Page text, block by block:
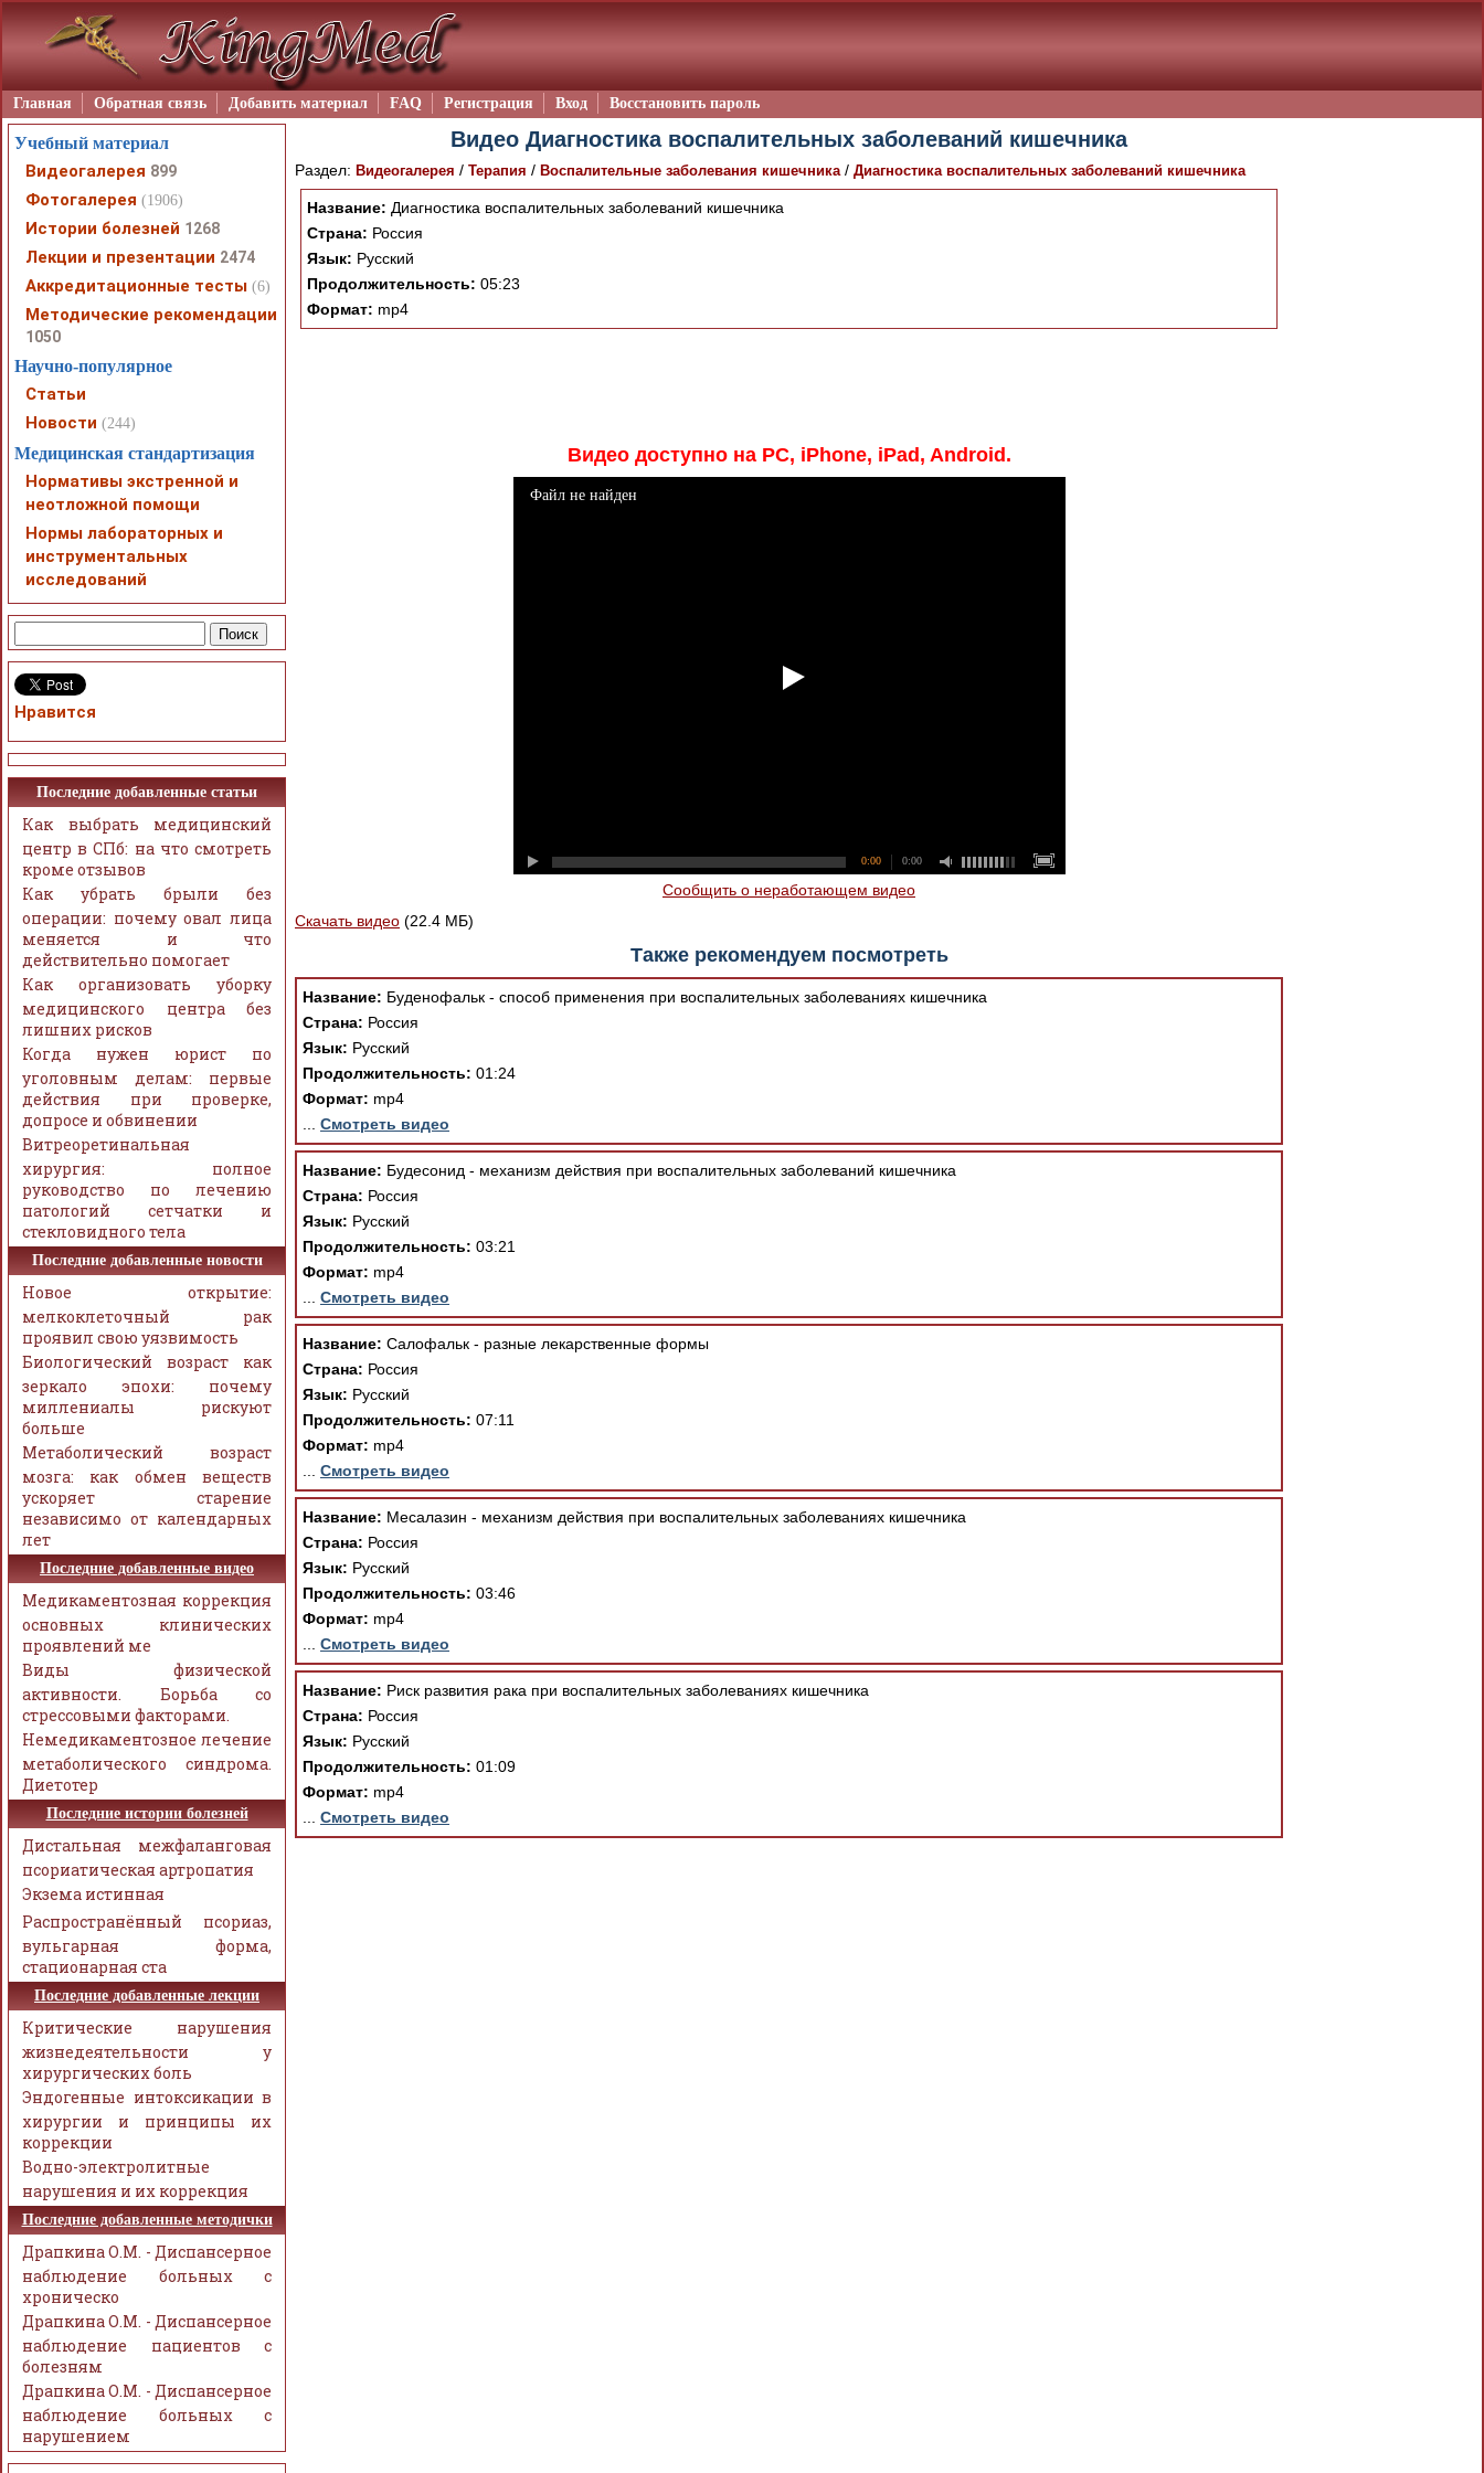
Главная Обратная связь Добавить материал FAQ Регистрация Вход Восстановить пароль
Видео Диагностика воспалительных заболеваний кишечника
Раздел: Видеогалерея / Терапия / Воспалительные заболевания кишечника / Диагностика воспалительных заболеваний кишечника
Название: Диагностика воспалительных заболеваний кишечника
Страна: Россия
Язык: Русский
Продолжительность: 05:23
Формат: mp4
Видео доступно на PC, iPhone, iPad, Android.
Файл не найден
0:00 0:00
Сообщить о неработающем видео
Скачать видео (22.4 МБ)
Также рекомендуем посмотреть
Название: Буденофальк - способ применения при воспалительных заболеваниях кишечника
Страна: Россия
Язык: Русский
Продолжительность: 01:24
Формат: mp4
Смотреть видео
Название: Будесонид - механизм действия при воспалительных заболеваний кишечника
Страна: Россия
Язык: Русский
Продолжительность: 03:21
Формат: mp4
Смотреть видео
Название: Салофальк - разные лекарственные формы
Страна: Россия
Язык: Русский
Продолжительность: 07:11
Формат: mp4
Смотреть видео
Название: Месалазин - механизм действия при воспалительных заболеваниях кишечника
Страна: Россия
Язык: Русский
Продолжительность: 03:46
Формат: mp4
Смотреть видео
Название: Риск развития рака при воспалительных заболеваниях кишечника
Страна: Россия
Язык: Русский
Продолжительность: 01:09
Формат: mp4
Смотреть видео
Учебный материал
Видеогалерея 899
Фотогалерея (1906)
Истории болезней 1268
Лекции и презентации 2474
Аккредитационные тесты (6)
Методические рекомендации
1050
Научно-популярное
Статьи
Новости (244)
Медицинская стандартизация
Нормативы экстренной и
неотложной помощи
Нормы лабораторных и
инструментальных
исследований
Нравится
Последние добавленные статьи
Как выбрать медицинский
центр в СПб: на что смотреть
кроме отзывов
Как убрать брыли без
операции: почему овал лица
меняется и что
действительно помогает
Как организовать уборку
медицинского центра без
лишних рисков
Когда нужен юрист по
уголовным делам: первые
действия при проверке,
допросе и обвинении
Витреоретинальная
хирургия: полное
руководство по лечению
патологий сетчатки и
стекловидного тела
Последние добавленные новости
Новое открытие:
мелкоклеточный рак
проявил свою уязвимость
Биологический возраст как
зеркало эпохи: почему
миллениалы рискуют
больше
Метаболический возраст
мозга: как обмен веществ
ускоряет старение
независимо от календарных
лет
Последние добавленные видео
Медикаментозная коррекция
основных клинических
проявлений ме
Виды физической
активности. Борьба со
стрессовыми факторами.
Немедикаментозное лечение
метаболического синдрома.
Диетотер
Последние истории болезней
Дистальная межфаланговая
псориатическая артропатия
Экзема истинная
Распространённый псориаз,
вульгарная форма,
стационарная ста
Последние добавленные лекции
Критические нарушения
жизнедеятельности у
хирургических боль
Эндогенные интоксикации в
хирургии и принципы их
коррекции
Водно-электролитные
нарушения и их коррекция
Последние добавленные методички
Драпкина О.М. - Диспансерное
наблюдение больных с
хроническо
Драпкина О.М. - Диспансерное
наблюдение пациентов с
болезням
Драпкина О.М. - Диспансерное
наблюдение больных с
нарушением